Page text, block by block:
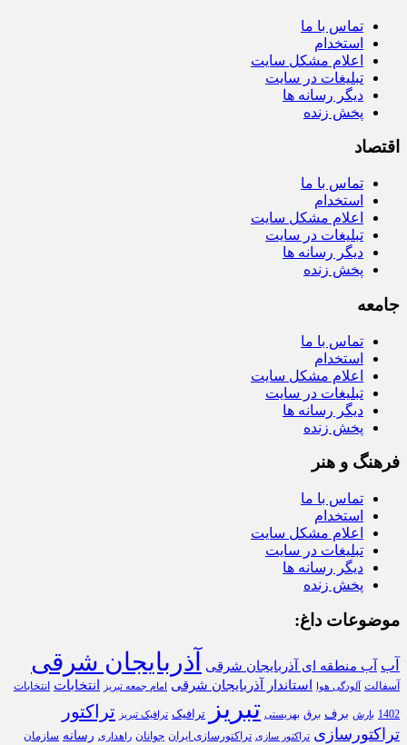
تماس با ما
استخدام
اعلام مشکل سایت
تبلیغات در سایت
دیگر رسانه ها
پخش زنده
اقتصاد
تماس با ما
استخدام
اعلام مشکل سایت
تبلیغات در سایت
دیگر رسانه ها
پخش زنده
جامعه
تماس با ما
استخدام
اعلام مشکل سایت
تبلیغات در سایت
دیگر رسانه ها
پخش زنده
فرهنگ و هنر
تماس با ما
استخدام
اعلام مشکل سایت
تبلیغات در سایت
دیگر رسانه ها
پخش زنده
موضوعات داغ:
آب آب منطقه ای آذربایجان شرقی آذربایجان شرقی
آسفالت آلودگی هوا استاندار آذربایجان شرقی امام جمعه تبریز انتخابات انتخابات
1402 بارش برف برق بهزیستی تبریز ترافیک ترافیک تبریز تراکتور
تراکتورسازی تراکتور سازی تراکتورسازی ایران جوانان راهداری رسانه سازمان